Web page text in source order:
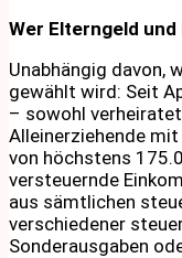
Wer Elterngeld
Unabhängig davon,
gewählt wird: Seit
– sowohl
Alleinerziehende
von höchstens
versteuernde
aus sämtlichen
verschiedener
Sonderausgaben